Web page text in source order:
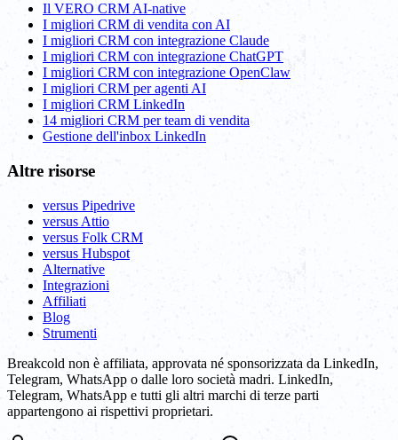
Il VERO CRM AI-native
I migliori CRM di vendita con AI
I migliori CRM con integrazione Claude
I migliori CRM con integrazione ChatGPT
I migliori CRM con integrazione OpenClaw
I migliori CRM per agenti AI
I migliori CRM LinkedIn
14 migliori CRM per team di vendita
Gestione dell'inbox LinkedIn
Altre risorse
versus Pipedrive
versus Attio
versus Folk CRM
versus Hubspot
Alternative
Integrazioni
Affiliati
Blog
Strumenti
Breakcold non è affiliata, approvata né sponsorizzata da LinkedIn,
Telegram, WhatsApp o dalle loro società madri. LinkedIn,
Telegram, WhatsApp e tutti gli altri marchi di terze parti
appartengono ai rispettivi proprietari.